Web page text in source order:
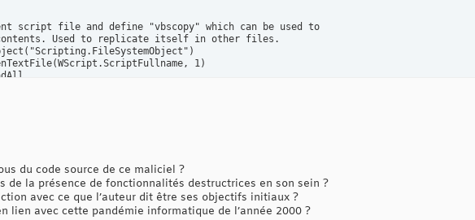
script file and define "vbscopy" which can be used to
contents. Used to replicate itself in other files.
1)
Scripting Host\Settings\Timeout")
du code source de ce maliciel ?
de la présence de fonctionnalités destructrices en son sein ?
avec ce que l’auteur dit être ses objectifs initiaux ?
lien avec cette pandémie informatique de l’année 2000 ?